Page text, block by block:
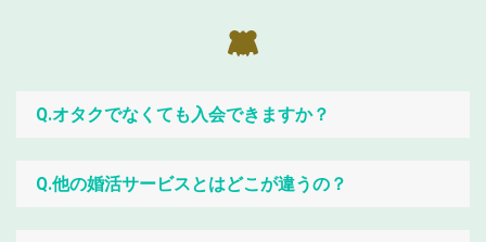
Q.オタクでなくても入会できますか？
Q.他の婚活サービスとはどこが違うの？